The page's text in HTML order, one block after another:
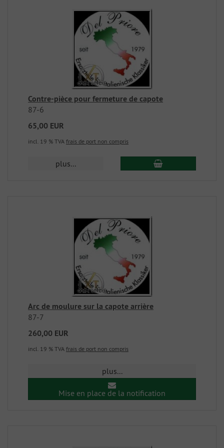
Contre-pièce pour fermeture de capote
87-6
65,00 EUR
incl. 19 % TVA frais de port non compris
plus...
Arc de moulure sur la capote arrière
87-7
260,00 EUR
incl. 19 % TVA frais de port non compris
plus...
Mise en place de la notification